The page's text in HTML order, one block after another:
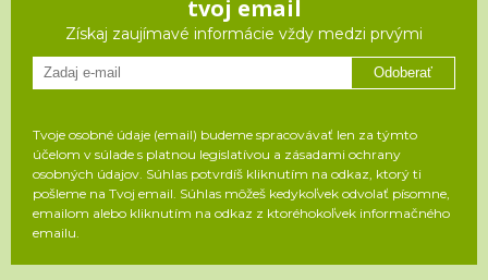
tvoj email
Získaj zaujímavé informácie vždy medzi prvými
Odoberať
Tvoje osobné údaje (email) budeme spracovávať len za týmto
účelom v súlade s platnou legislatívou a zásadami ochrany
osobných údajov. Súhlas potvrdíš kliknutím na odkaz, ktorý ti
pošleme na Tvoj email. Súhlas môžeš kedykoľvek odvolať písomne,
emailom alebo kliknutím na odkaz z ktoréhokoľvek informačného
emailu.